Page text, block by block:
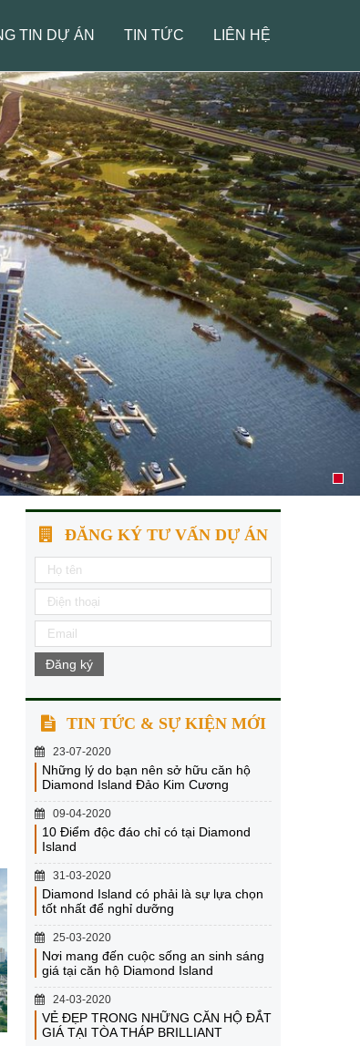
TIN DỰ ÁN TIN TỨC LIÊN HỆ
ĐĂNG KÝ TƯ VẤN DỰ ÁN
Đăng ký
TIN TỨC & SỰ KIỆN MỚI
23-07-2020
Những lý do bạn nên sở hữu căn hộ
Diamond Island Đảo Kim Cương
09-04-2020
10 Điểm độc đáo chỉ có tại Diamond
Island
31-03-2020
Diamond Island có phải là sự lựa chọn
tốt nhất để nghỉ dưỡng
25-03-2020
Nơi mang đến cuộc sống an sinh sáng
giá tại căn hộ Diamond Island
24-03-2020
VẺ ĐẸP TRONG NHỮNG CĂN HỘ ĐẮT
GIÁ TẠI TÒA THÁP BRILLIANT